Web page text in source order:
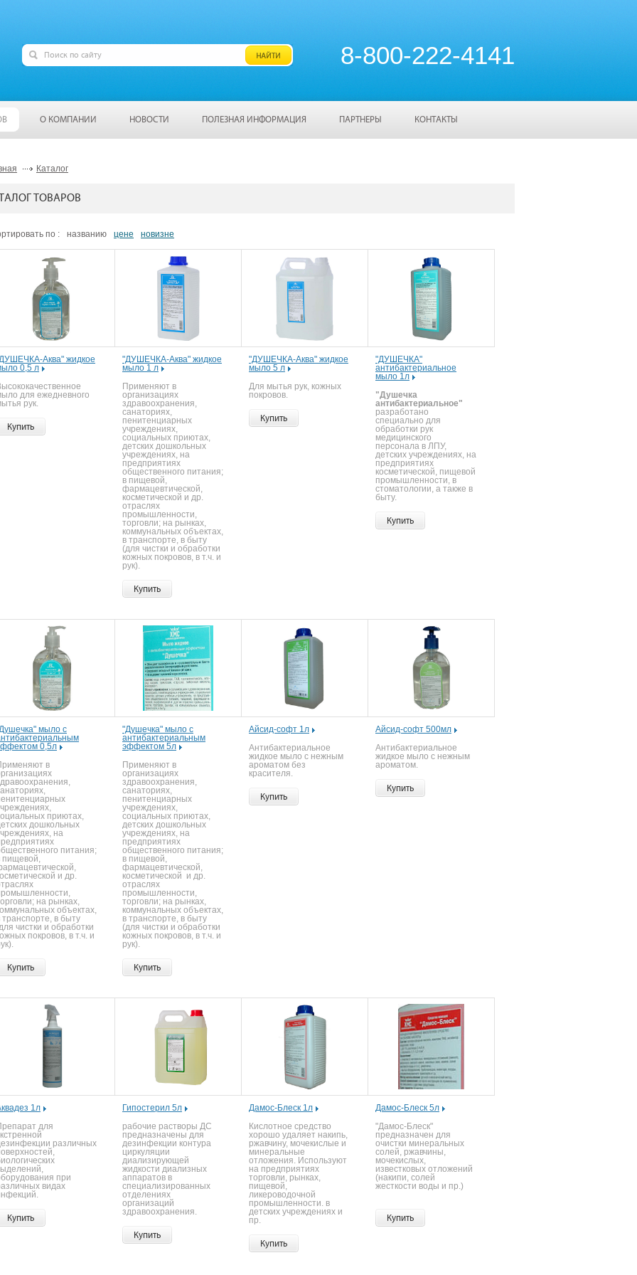
8-800-222-4141
О КОМПАНИИ НОВОСТИ ПОЛЕЗНАЯ ИНФОРМАЦИЯ ПАРТНЕРЫ КОНТАКТЫ
Каталог
ТОВАРОВ
по : названию цене новизне
Аква" жидкое
0,5 л
для ежедневного
рук.
Купить
"ДУШЕЧКА-Аква" жидкое
мыло 1 л
Применяют в
организациях
здравоохранения,
санаториях,
пенитенциарных
учреждениях,
социальных приютах,
детских дошкольных
учреждениях, на
предприятиях
общественного питания;
в пищевой,
фармацевтической,
косметической и др.
отраслях
промышленности,
торговли; на рынках,
коммунальных объектах,
в транспорте, в быту
(для чистки и обработки
кожных покровов, в т.ч. и
рук).
Купить
"ДУШЕЧКА-Аква" жидкое
мыло 5 л
Для мытья рук, кожных
покровов.
Купить
"ДУШЕЧКА"
антибактериальное
мыло 1л
"Душечка
антибактериальное"
разработано
специально для
обработки рук
медицинского
персонала в ЛПУ,
детских учреждениях, на
предприятиях
косметической, пищевой
промышленности, в
стоматологии, а также в
быту.
Купить
мыло с
0,5л
в
приютах,
дошкольных
на
питания;
пищевой,
и др.
на рынках,
объектах,
транспорте, в быту
чистки и обработки
покровов, в т.ч. и
Купить
"Душечка" мыло с
антибактериальным
эффектом 5л
Применяют в
организациях
здравоохранения,
санаториях,
пенитенциарных
учреждениях,
социальных приютах,
детских дошкольных
учреждениях, на
предприятиях
общественного питания;
в пищевой,
фармацевтической,
косметической и др.
отраслях
промышленности,
торговли; на рынках,
коммунальных объектах,
в транспорте, в быту
(для чистки и обработки
кожных покровов, в т.ч. и
рук).
Купить
Айсид-софт 1л
Антибактериальное
жидкое мыло с нежным
ароматом без
красителя.
Купить
Айсид-софт 500мл
Антибактериальное
жидкое мыло с нежным
ароматом.
Купить
1л
для
различных
при
видах
Купить
Гипостерил 5л
рабочие растворы ДС
предназначены для
дезинфекции контура
циркуляции
диализирующей
жидкости диализных
аппаратов в
специализированных
отделениях
организаций
здравоохранения.
Купить
Дамос-Блеск 1л
Кислотное средство
хорошо удаляет накипь,
ржавчину, мочекислые и
минеральные
отложения. Используют
на предприятиях
торговли, рынках,
пищевой,
ликероводочной
промышленности. в
детских учреждениях и
пр.
Купить
Дамос-Блеск 5л
"Дамос-Блеск"
предназначен для
очистки минеральных
солей, ржавчины,
мочекислых,
известковых отложений
(накипи, солей
жесткости воды и пр.)
Купить